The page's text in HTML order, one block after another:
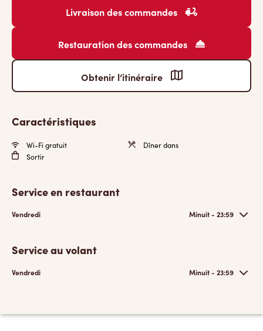
Livraison des commandes
Restauration des commandes
Obtenir l’itinéraire
Caractéristiques
Wi-Fi gratuit
Dîner dans
Sortir
Service en restaurant
Vendredi Minuit - 23:59
Service au volant
Vendredi Minuit - 23:59